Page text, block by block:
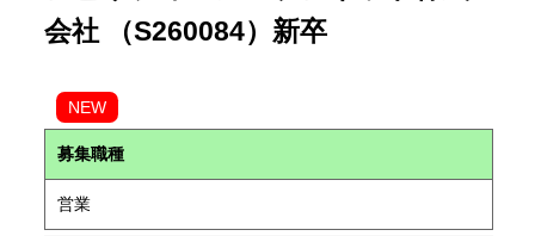
会社 （S260084）新卒
NEW
募集職種
営業